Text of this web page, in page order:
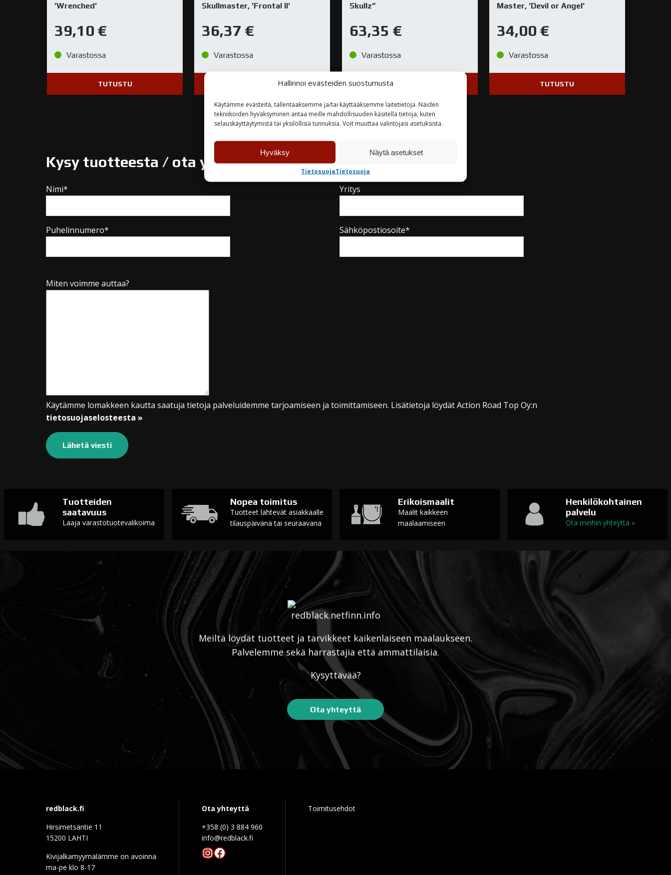
Hallinnoi evästeiden suostumusta
Käytämme evästeitä, tallentaaksemme ja/tai käyttääksemme laitetietoja. Näiden
tekniikoiden hyväksyminen antaa meille mahdollisuuden käsitellä tietoja, kuten
selauskäyttäytymistä tai yksilöllisiä tunnuksia. Voit muuttaa valintojasi asetuksista.
Hyväksy Näytä asetukset
TietosuojaTietosuoja
’Wrenched’
39,10 €
Varastossa
TUTUSTU
Skullmaster, ’Frontal II’
36,37€
Varastossa
TUTUSTU
Skullz”
63,35 €
Varastossa
TUTUSTU
Master, ’Devil or Angel’
34,00 €
Varastossa
TUTUSTU
Kysy tuotteesta / ota yhteyttä
Nimi* Yritys
Puhelinnumero* Sähköpostiosoite*
Miten voimme auttaa?
Käytämme lomakkeen kautta saatuja tietoja palveluidemme tarjoamiseen ja toimittamiseen. Lisätietoja löydät Action Road Top Oy:n
tietosuojaselosteesta »
Tuotteiden
saatavuus
Laaja varastotuotevalikoima
Nopea toimitus
Tuotteet lähtevät asiakkaalle
tilauspäivänä tai seuraavana
Erikoismaalit
Maalit kaikkeen
maalaamiseen
Henkilökohtainen
palvelu
Ota meihin yhteyttä »
Meiltä löydät tuotteet ja tarvikkeet kaikenlaiseen maalaukseen.
Palvelemme sekä harrastajia että ammattilaisia.
Kysyttävää?
Ota yhteyttä
redblack.fi
Hirsimetsäntie 11
15200 LAHTI
Kivijalkamyymälämme on avoinna
ma-pe klo 8-17
Ota yhteyttä
+358 (0) 3 884 960
info@redblack.f
Instagram
Facebook
Toimitusehdot